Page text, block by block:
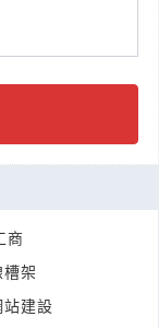
這邊有一批全新的
及上衣，尺寸都
數量給您看看，
商
槽架
站建設